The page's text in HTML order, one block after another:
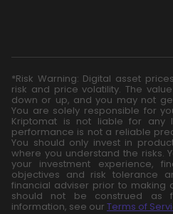
*Risk Warning: Digital asset
risk and price volatility. The
down or up, and you may not
You are solely responsible for
Kriptomat is not liable for any
performance is not a reliable
You should only invest in
where you understand the risks.
your investment experience,
objectives and risk tolerance
financial adviser prior to making
should not be construed as
information, see our Terms of